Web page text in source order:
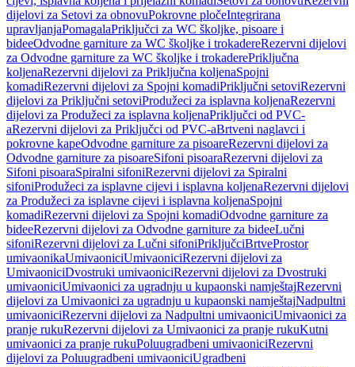
dijelovi za Setovi za obnovuPokrovne pločeIntegrirana
upravljanjaPomagalaPriključci za WC školjke, pisoare i
bideeOdvodne garniture za WC školjke i trokadereRezervni dijelovi
za Odvodne garniture za WC školjke i trokaderePriključna
koljenaRezervni dijelovi za Priključna koljenaSpojni
komadiRezervni dijelovi za Spojni komadiPriključni setoviRezervni
dijelovi za Priključni setoviProdužeci za isplavna koljenaRezervni
dijelovi za Produžeci za isplavna koljenaPriključci od PVC-
aRezervni dijelovi za Priključci od PVC-aBrtveni naglavci i
pokrovne kapeOdvodne garniture za pisoareRezervni dijelovi za
Odvodne garniture za pisoareSifoni pisoaraRezervni dijelovi za
Sifoni pisoaraSpiralni sifoniRezervni dijelovi za Spiralni
sifoniProdužeci za isplavne cijevi i isplavna koljenaRezervni dijelovi
za Produžeci za isplavne cijevi i isplavna koljenaSpojni
komadiRezervni dijelovi za Spojni komadiOdvodne garniture za
bideeRezervni dijelovi za Odvodne garniture za bideeLučni
sifoniRezervni dijelovi za Lučni sifoniPriključciBrtveProstor
umivaonikaUmivaoniciUmivaoniciRezervni dijelovi za
UmivaoniciDvostruki umivaoniciRezervni dijelovi za Dvostruki
umivaoniciUmivaonici za ugradnju u kupaonski namještajRezervni
dijelovi za Umivaonici za ugradnju u kupaonski namještajNadpultni
umivaoniciRezervni dijelovi za Nadpultni umivaoniciUmivaonici za
pranje rukuRezervni dijelovi za Umivaonici za pranje rukuKutni
umivaonici za pranje rukuPoluugradbeni umivaoniciRezervni
dijelovi za Poluugradbeni umivaoniciUgradbeni